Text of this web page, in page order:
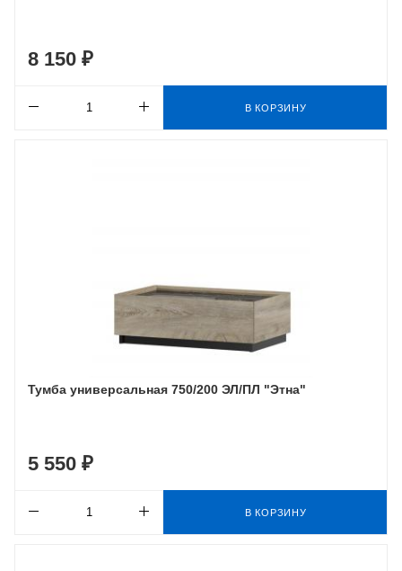
8 150 ₽
В КОРЗИНУ
Тумба универсальная 750/200 ЭЛ/ПЛ "Этна"
5 550 ₽
В КОРЗИНУ